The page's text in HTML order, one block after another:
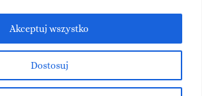
Dostosuj
Akceptuj wszystko
się z nami -